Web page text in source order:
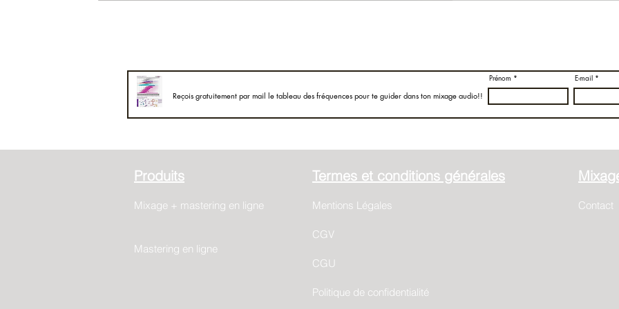
Reçois gratuitement par mail le tableau des fréquences pour te guider dans ton mixage audio!!
Prénom E-mail
Produits
Mixage + mastering en ligne
Mastering en ligne
Termes et conditions générales
Mentions Légales
CGV
CGU
Politique de confidentialité
Contact